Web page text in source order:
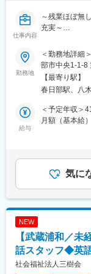
仕事内容
～残業ほぼ無
充実～
■職務概要：
10期連続増収
ている当社に
でのステップ
業務)をお任せ
▼具体的には
ー現担当から
・個別支援計
・モニタリン
・職員の指導
ー休憩中も明
現担当サービ
スタッフ：4名
勤務地
＜勤務地詳細
部市中央1-1-8 第6宝光ビル5階勤務地最寄駅：東武伊勢崎線線／
春日部駅受動
【最寄り駅】
春日部駅、八
給与
＜予定年収＞
月額（基本給
有無＞有＜残
収を決定しま
手当：
安の金額であ
気に
NEW
【武蔵浦和／未
話スタッフ◆英
社会福祉法人三樹会